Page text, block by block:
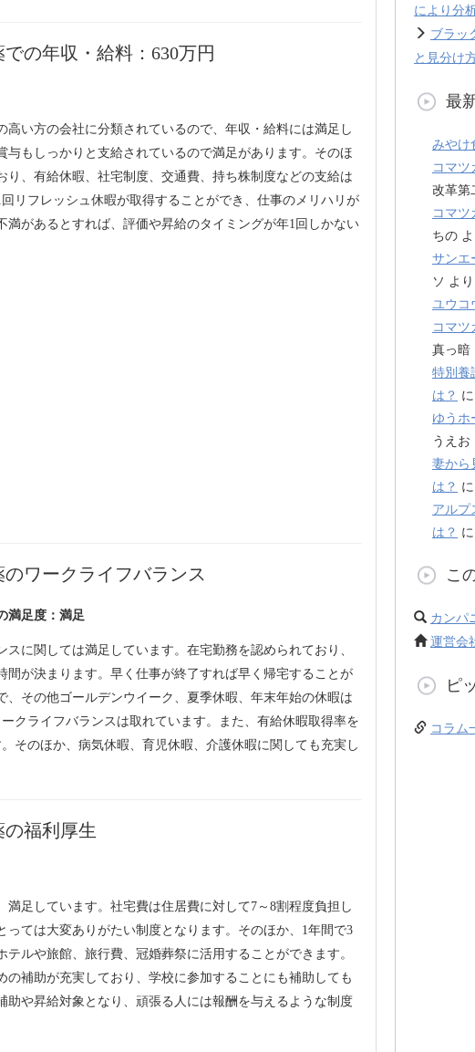
の年収・給料：630万円
高い方の会社に分類されているので、年収・給料には満足し
与もしっかりと支給されているので満足があります。そのほ
り、有給休暇、社宅制度、交通費、持ち株制度などの支給は
リフレッシュ休暇が取得することができ、仕事のメリハリが
満があるとすれば、評価や昇給のタイミングが年1回しかない
ワークライフバランス
満足度：満足
スに関しては満足しています。在宅勤務を認められており、
間が決まります。早く仕事が終了すれば早く帰宅することが
、その他ゴールデンウイーク、夏季休暇、年末年始の休暇は
クライフバランスは取れています。また、有給休暇取得率を
そのほか、病気休暇、育児休暇、介護休暇に関しても充実し
福利厚生
満足しています。社宅費は住居費に対して7～8割程度負担し
っては大変ありがたい制度となります。そのほか、1年間で3
テルや旅館、旅行費、冠婚葬祭に活用することができます。
の補助が充実しており、学校に参加することにも補助しても
助や昇給対象となり、頑張る人には報酬を与えるような制度
により分
ブラッ
と見分け
最
みやけ
コマツ
改革第
コマツ
ちの
サンエ
ソ より
ユウコ
コマツ
真っ暗
特別養
は？
ゆうホ
うえお
妻から
は？
アルプ
は？
こ
カンパ
運営会
ピ
コラム